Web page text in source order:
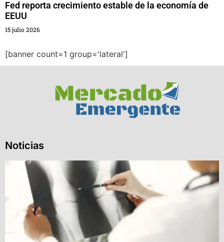
Fed reporta crecimiento estable de la economía de
EEUU
15 julio 2026
[banner count=1 group='lateral']
Noticias